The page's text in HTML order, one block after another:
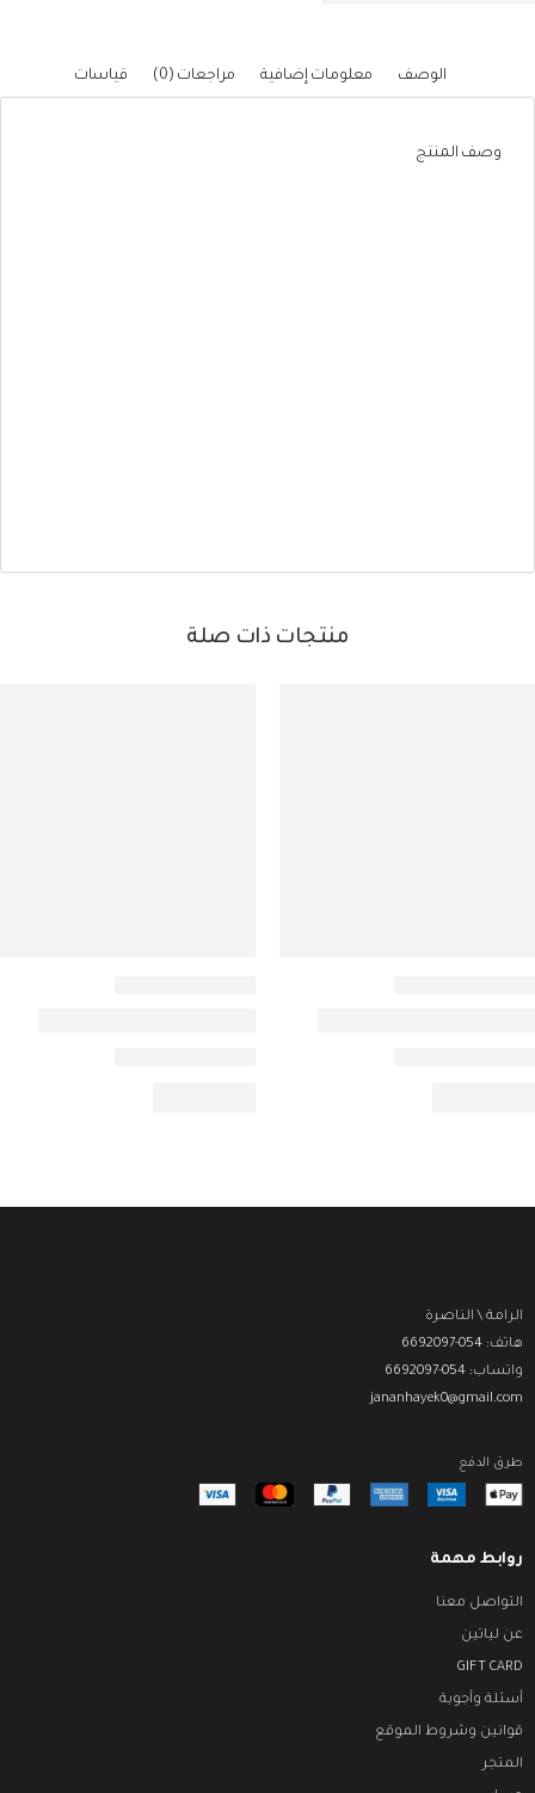
الوصف معلومات إضافية مراجعات (0) قياسات
وصف المنتج
منتجات ذات صلة
الرامة \ الناصرة
هاتف: 054-6692097
واتساب: 054-6692097
jananhayek0@gmail.com
طرق الدفع
روابط مهمة
التواصل معنا
عن لياتين
GIFT CARD
أسئلة وأجوبة
قوانين وشروط الموقع
المتجر